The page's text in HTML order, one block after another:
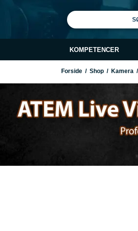
KOMPETENCER
Forside / Shop / Kamera /